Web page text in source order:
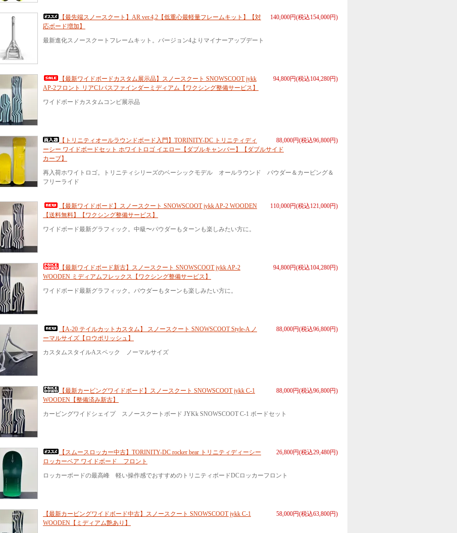
140,000円(税込154,000円)
【最先端スノースクート】AR ver.4,2【低重心最軽量フレームキット】【対
応ボード増加】
最新進化スノースクートフレームキット。バージョン4よりマイナーアップデート
94,800円(税込104,280円)
【最新ワイドボードカスタム展示品】スノースクート SNOWSCOOT jykk
AP-2フロント リアC1パスファインダーミディアム【ワクシング整備サービス】
ワイドボードカスタムコンビ展示品
88,000円(税込96,800円)
【トリニティオールラウンドボード入門】TORINITY-DC トリニティディ
ーシー ワイドボードセット ホワイトロゴ イエロー【ダブルキャンバー】【ダブルサイド
カーブ】
再入荷ホワイトロゴ。トリニティシリーズのベーシックモデル オールラウンド パウダー＆カービング＆
フリーライド
110,000円(税込121,000円)
【最新ワイドボード】スノースクート SNOWSCOOT jykk AP-2 WOODEN
【送料無料】【ワクシング整備サービス】
ワイドボード最新グラフィック。中級〜パウダーもターンも楽しみたい方に。
94,800円(税込104,280円)
【最新ワイドボード新古】スノースクート SNOWSCOOT jykk AP-2
WOODEN ミディアムフレックス【ワクシング整備サービス】
ワイドボード最新グラフィック。パウダーもターンも楽しみたい方に。
88,000円(税込96,800円)
【A-20 テイルカットカスタム】 スノースクート SNOWSCOOT Style-A ノ
ーマルサイズ【ロウポリッシュ】
カスタムスタイルAスペック ノーマルサイズ
88,000円(税込96,800円)
【最新カービングワイドボード】スノースクート SNOWSCOOT jykk C-1
WOODEN【整備済み新古】
カービングワイドシェイプ スノースクートボード JYKk SNOWSCOOT C-1 ボードセット
26,800円(税込29,480円)
【スムースロッカー中古】TORINITY-DC rocker bear トリニティディーシー
ロッカーベア ワイドボード フロント
ロッカーボードの最高峰 軽い操作感でおすすめのトリニティボードDCロッカーフロント
58,000円(税込63,800円)
【最新カービングワイドボード中古】スノースクート SNOWSCOOT jykk C-1
WOODEN【ミディアム艶あり】